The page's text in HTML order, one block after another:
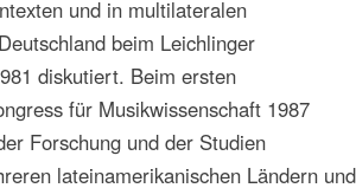
zur Popularmusik.
Paulos. São Paulo
der Show Blow Up. São
Ramos Tinhorão. Zentrum
Forschungen/ND. São
Stadt São Paulo und